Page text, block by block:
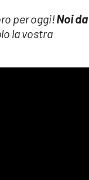
per oggi!Noi da
la vostra